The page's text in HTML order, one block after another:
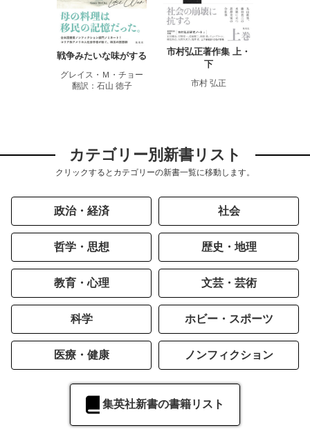
戦争みたいな味がする
グレイス・Ｍ・チョー
翻訳：石山 徳子
市村弘正著作集 上・
下
市村 弘正
カテゴリー別新書リスト
クリックするとカテゴリーの新書一覧に移動します。
政治・経済 社会
哲学・思想 歴史・地理
教育・心理 文芸・芸術
科学 ホビー・スポーツ
医療・健康 ノンフィクション
集英社新書の書籍リスト